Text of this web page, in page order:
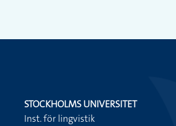
STOCKHOLMS UNIVERSITET
Inst. för lingvistik